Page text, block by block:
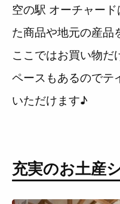
空の駅 オーチャー
た商品や地元の産品
ここではお買い物だ
ペースもあるのでテ
いただけます♪
充実のお土産